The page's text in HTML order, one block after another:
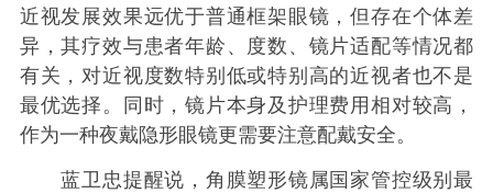
近视发展效果远优于普通框架眼镜，但存在个体差
异，其疗效与患者年龄、度数、镜片适配等情况都
有关，对近视度数特别低或特别高的近视者也不是
最优选择。同时，镜片本身及护理费用相对较高，
作为一种夜戴隐形眼镜更需要注意配戴安全。
蓝卫忠提醒说，角膜塑形镜属国家管控级别最